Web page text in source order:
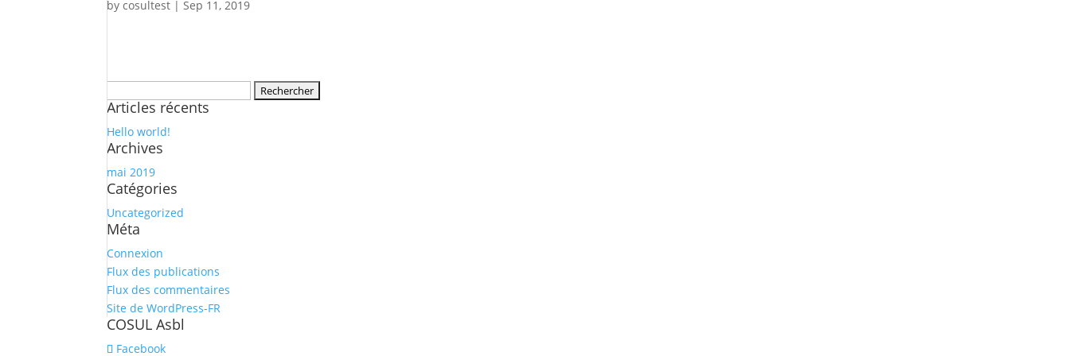
bycosultest |Sep 11, 2019
Articles récents
Hello world!
Archives
mai 2019
Catégories
Uncategorized
Méta
Connexion
Flux des publications
Flux des commentaires
Site de WordPress-FR
COSUL Asbl
Facebook